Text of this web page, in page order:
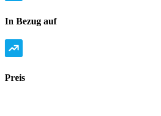
In Bezug auf
Preis
of capital.